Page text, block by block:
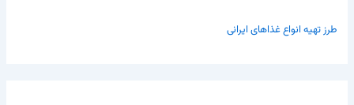
طرز تهیه انواع غذاهای ایرانی